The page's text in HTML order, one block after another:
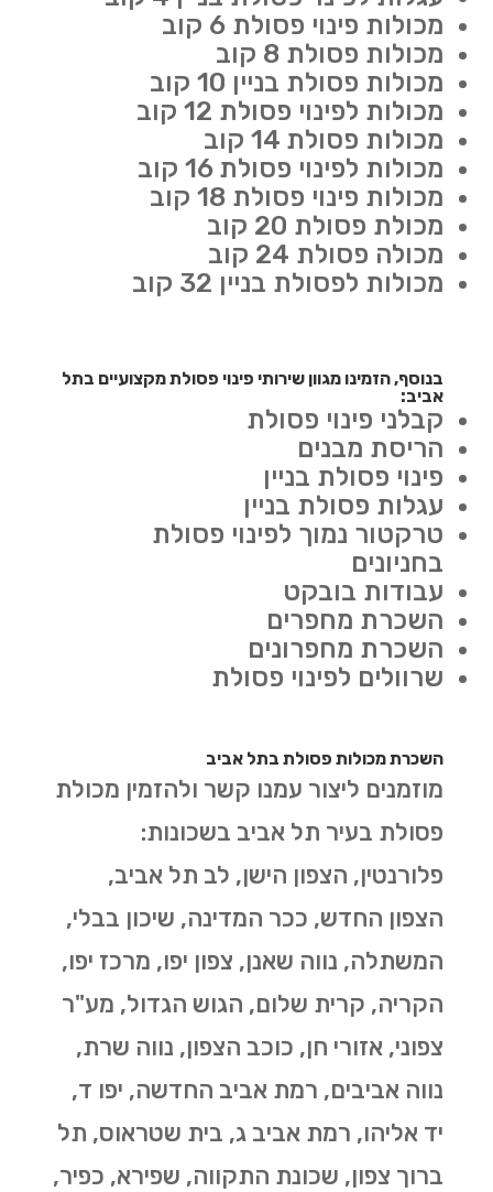
מכולות פינוי פסולת 6 קוב
מכולות פסולת 8 קוב
מכולות פסולת בניין 10 קוב
מכולות לפינוי פסולת 12 קוב
מכולות פסולת 14 קוב
מכולות לפינוי פסולת 16 קוב
מכולות פינוי פסולת 18 קוב
מכולת פסולת 20 קוב
מכולה פסולת 24 קוב
מכולות לפסולת בניין 32 קוב
בנוסף, הזמינו מגוון שירותי פינוי פסולת מקצועיים בתל
אביב:
קבלני פינוי פסולת
הריסת מבנים
פינוי פסולת בניין
עגלות פסולת בניין
טרקטור נמוך לפינוי פסולת
בחניונים
עבודות בובקט
השכרת מחפרים
השכרת מחפרונים
שרוולים לפינוי פסולת
השכרת מכולות פסולת בתל אביב
מוזמנים ליצור עמנו קשר ולהזמין מכולת
פסולת בעיר תל אביב בשכונות:
פלורנטין, הצפון הישן, לב תל אביב,
הצפון החדש, ככר המדינה, שיכון בבלי,
המשתלה, נווה שאנן, צפון יפו, מרכז יפו,
הקריה, קרית שלום, הגוש הגדול, מע"ר
צפוני, אזורי חן, כוכב הצפון, נווה שרת,
נווה אביבים, רמת אביב החדשה, יפו ד,
יד אליהו, רמת אביב ג, בית שטראוס, תל
ברוך צפון, שכונת התקווה, שפירא, כפיר,